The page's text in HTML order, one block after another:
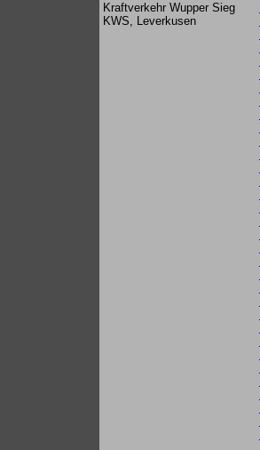
Kraftverkehr Wupper Sieg
KWS, Leverkusen